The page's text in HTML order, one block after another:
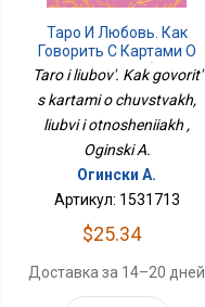
Таро И Любовь. Как
Говорить С Картами О
Чувствах, Любви И
Отношениях
Taro i liubov'. Kak govorit'
s kartami o chuvstvakh,
liubvi i otnosheniiakh ,
Oginski A.
Огински А.
Артикул: 1531713
$25.34
Доставка за 14–20 дней